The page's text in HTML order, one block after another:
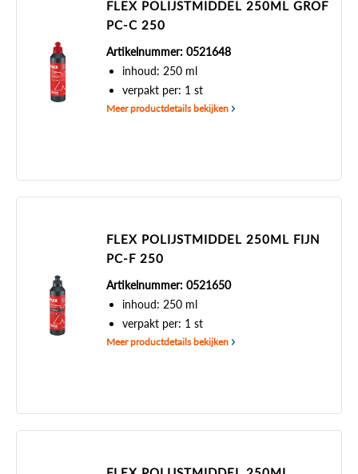
FLEX POLIJSTMIDDEL 250ML GROF
PC-C 250
Artikelnummer: 0521648
inhoud: 250 ml
verpakt per: 1 st
Meer productdetails bekijken
FLEX POLIJSTMIDDEL 250ML FIJN
PC-F 250
Artikelnummer: 0521650
inhoud: 250 ml
verpakt per: 1 st
Meer productdetails bekijken